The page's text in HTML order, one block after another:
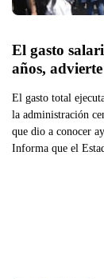
El gasto
años,
El gasto total
la administración
que dio a conocer
Informa que el